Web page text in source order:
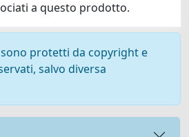
a questo prodotto.
protetti da copyright e
salvo diversa